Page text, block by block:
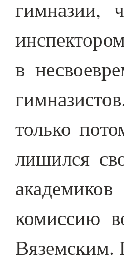
гимназии,
в
только
лишился
комиссию
Вяземским.